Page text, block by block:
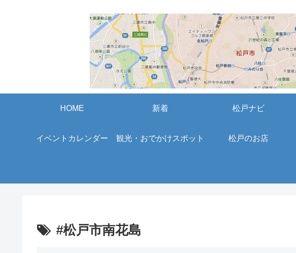
HOME 新着 松戸ナビ
イベントカレンダー 観光・おでかけスポット 松戸のお店
#松戸市南花島